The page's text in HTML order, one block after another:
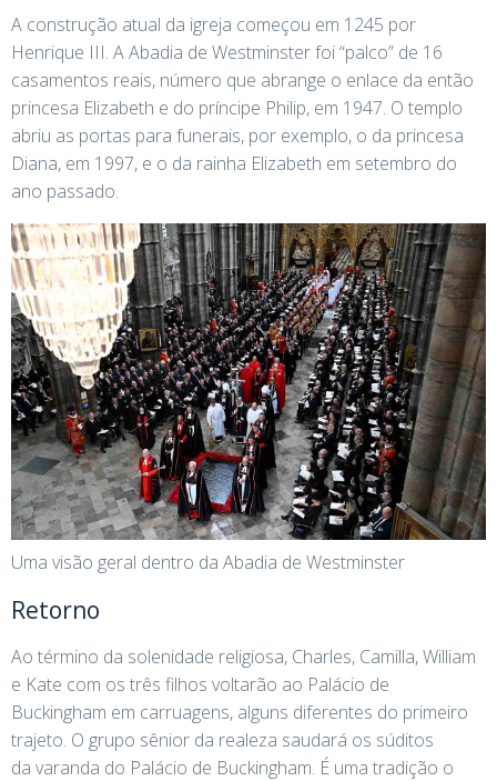
A construção atual da igreja começou em 1245 por
Henrique III. A Abadia de Westminster foi “palco” de 16
casamentos reais, número que abrange o enlace da então
princesa Elizabeth e do príncipe Philip, em 1947. O templo
abriu as portas para funerais, por exemplo, o da princesa
Diana, em 1997, e o da rainha Elizabeth em setembro do
ano passado.
Uma visão geral dentro da Abadia de Westminster
Retorno
Ao término da solenidade religiosa, Charles, Camilla, William
e Kate com os três filhos voltarão ao Palácio de
Buckingham em carruagens, alguns diferentes do primeiro
trajeto. O grupo sênior da realeza saudará os súditos
da varanda do Palácio de Buckingham. É uma tradição o